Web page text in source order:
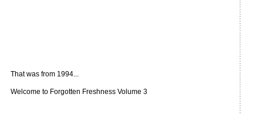
That was from 1994...
Welcome to Forgotten Freshness Volume 3